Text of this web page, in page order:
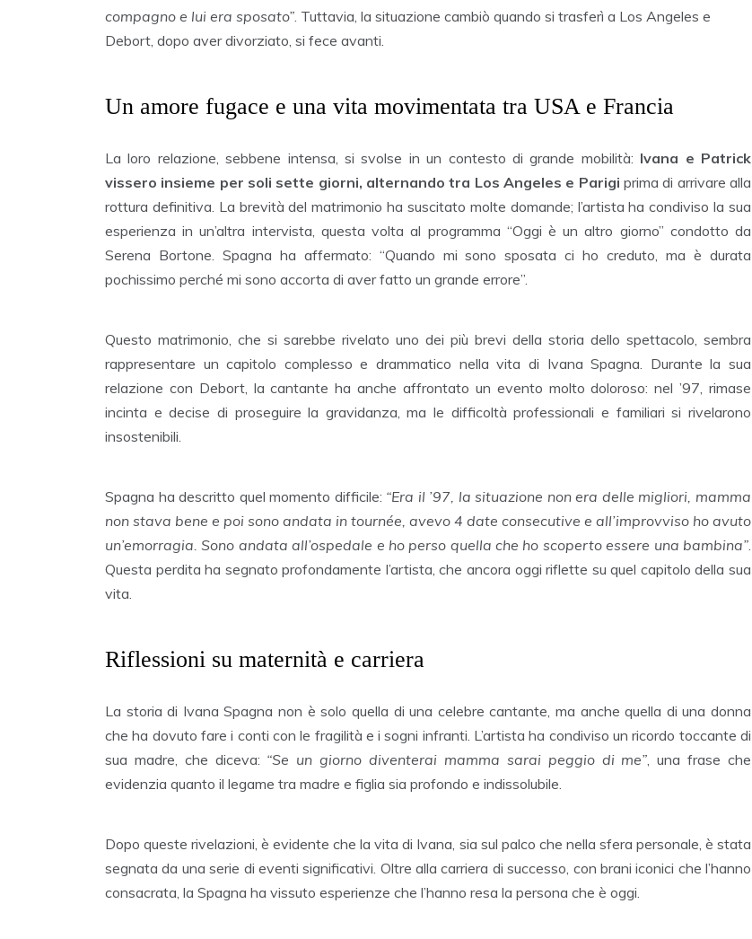
compagno e lui era sposato” . Tuttavia, la situazione cambiò quando si trasferì a Los Angeles e
Debort, dopo aver divorziato, si fece avanti.
Un amore fugace e una vita movimentata tra USA e Francia
La loro relazione, sebbene intensa, si svolse in un contesto di grande mobilità: Ivana e Patrick
vissero insieme per soli sette giorni, alternando tra Los Angeles e Parigi prima di arrivare alla
rottura definitiva. La brevità del matrimonio ha suscitato molte domande; l’artista ha condiviso la sua
esperienza in un’altra intervista, questa volta al programma “Oggi è un altro giorno” condotto da
Serena Bortone. Spagna ha affermato: “Quando mi sono sposata ci ho creduto, ma è durata
pochissimo perché mi sono accorta di aver fatto un grande errore”.
Questo matrimonio, che si sarebbe rivelato uno dei più brevi della storia dello spettacolo, sembra
rappresentare un capitolo complesso e drammatico nella vita di Ivana Spagna. Durante la sua
relazione con Debort, la cantante ha anche affrontato un evento molto doloroso: nel ’97, rimase
incinta e decise di proseguire la gravidanza, ma le difficoltà professionali e familiari si rivelarono
insostenibili.
Spagna ha descritto quel momento difficile: “Era il ’97, la situazione non era delle migliori, mamma
non stava bene e poi sono andata in tournée, avevo 4 date consecutive e all’improvviso ho avuto
un’emorragia. Sono andata all’ospedale e ho perso quella che ho scoperto essere una bambina”
Questa perdita ha segnato profondamente l’artista, che ancora oggi riflette su quel capitolo della sua
vita.
Riflessioni su maternità e carriera
La storia di Ivana Spagna non è solo quella di una celebre cantante, ma anche quella di una donna
che ha dovuto fare i conti con le fragilità e i sogni infranti. L’artista ha condiviso un ricordo toccante di
sua madre, che diceva: “Se un giorno diventerai mamma sarai peggio di me” , una frase che
evidenzia quanto il legame tra madre e figlia sia profondo e indissolubile.
Dopo queste rivelazioni, è evidente che la vita di Ivana, sia sul palco che nella sfera personale, è stata
segnata da una serie di eventi significativi. Oltre alla carriera di successo, con brani iconici che l’hanno
consacrata, la Spagna ha vissuto esperienze che l’hanno resa la persona che è oggi.